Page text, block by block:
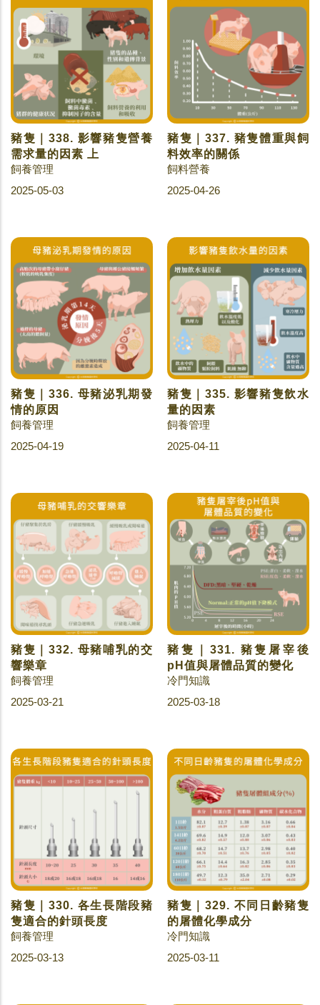
豬隻｜338. 影響豬隻營養
需求量的因素 上
飼養管理
2025-05-03
豬隻｜337. 豬隻體重與飼
料效率的關係
飼料營養
2025-04-26
豬隻｜336. 母豬泌乳期發
情的原因
飼養管理
2025-04-19
豬隻｜335. 影響豬隻飲水
量的因素
飼養管理
2025-04-11
豬隻｜332. 母豬哺乳的交
響樂章
飼養管理
2025-03-21
豬隻｜331. 豬隻屠宰後
pH值與屠體品質的變化
冷門知識
2025-03-18
豬隻｜330. 各生長階段豬
隻適合的針頭長度
飼養管理
2025-03-13
豬隻｜329. 不同日齡豬隻
的屠體化學成分
冷門知識
2025-03-11